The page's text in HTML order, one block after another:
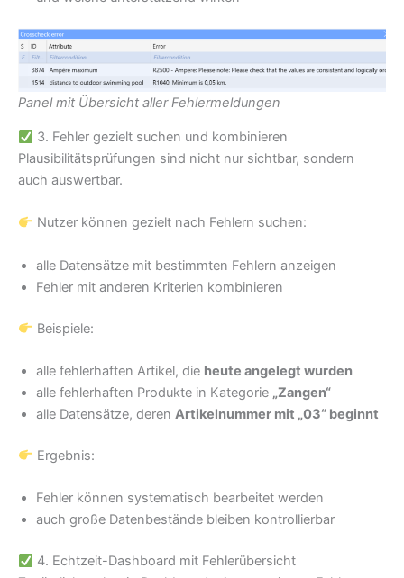
Panel mit Übersicht aller Fehlermeldungen
3. Fehler gezielt suchen und kombinieren
Plausibilitätsprüfungen sind nicht nur sichtbar, sondern
auch auswertbar.
Nutzer können gezielt nach Fehlern suchen:
alle Datensätze mit bestimmten Fehlern anzeigen
Fehler mit anderen Kriterien kombinieren
Beispiele:
alle fehlerhaften Artikel, die heute angelegt wurden
alle fehlerhaften Produkte in Kategorie „Zangen“
alle Datensätze, deren Artikelnummer mit „03“ beginnt
Ergebnis:
Fehler können systematisch bearbeitet werden
auch große Datenbestände bleiben kontrollierbar
4. Echtzeit-Dashboard mit Fehlerübersicht